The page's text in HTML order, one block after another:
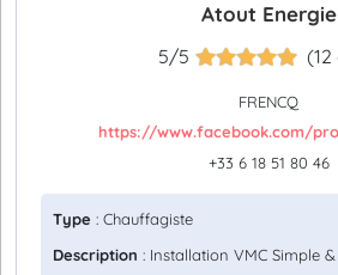
Atout Energie
5/5
FRENCQ
https://www.facebook.com/
+33 6 18 51 80 46
Type : Chauffagiste
Description : Installation VMC Simple &